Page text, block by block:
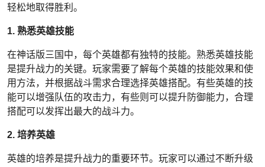
轻松地取得胜利。
1. 熟悉英雄技能
在神话版三国中，每个英雄都有独特的技能。熟悉英雄技能
是提升战力的关键。玩家需要了解每个英雄的技能效果和使
用方法，并根据战斗需求合理选择英雄搭配。有些英雄的技
能可以增强队伍的攻击力，有些则可以提升防御能力，合理
搭配可以发挥出最大的战斗力。
2. 培养英雄
英雄的培养是提升战力的重要环节。玩家可以通过不断升级